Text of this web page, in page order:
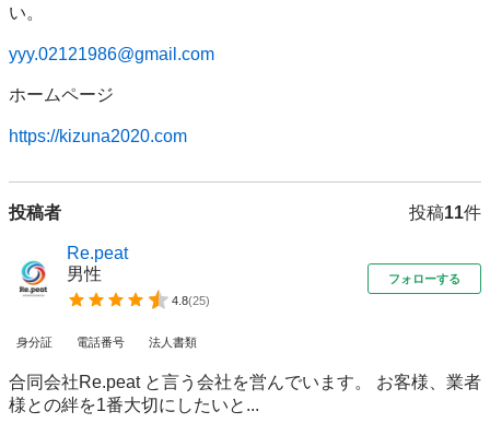
い。
yyy.02121986@gmail.com
ホームページ
https://kizuna2020.com
投稿者 投稿11件
Re.peat
男性
4.8(25)
フォローする
身分証 電話番号 法人書類
合同会社Re.peat と言う会社を営んでいます。 お客様、業者
様との絆を1番大切にしたいと...